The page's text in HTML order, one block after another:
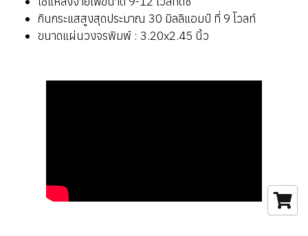
กินกระแสสูงสุดประมาณ 30 มิลลิแอมป์ ที่ 9 โวลท์
ขนาดแผ่นวงจรพิมพ์ : 3.20x2.45 นิ้ว